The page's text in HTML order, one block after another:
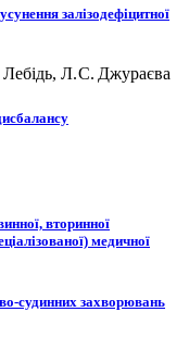
залізодефіцитної
Л. С. Джураєва
вторинної
медичної
судинних захворювань